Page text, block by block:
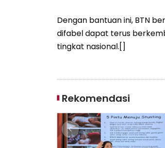
Dengan bantuan ini, BTN
difabel dapat terus
tingkat nasional.[]
Rekomendasi